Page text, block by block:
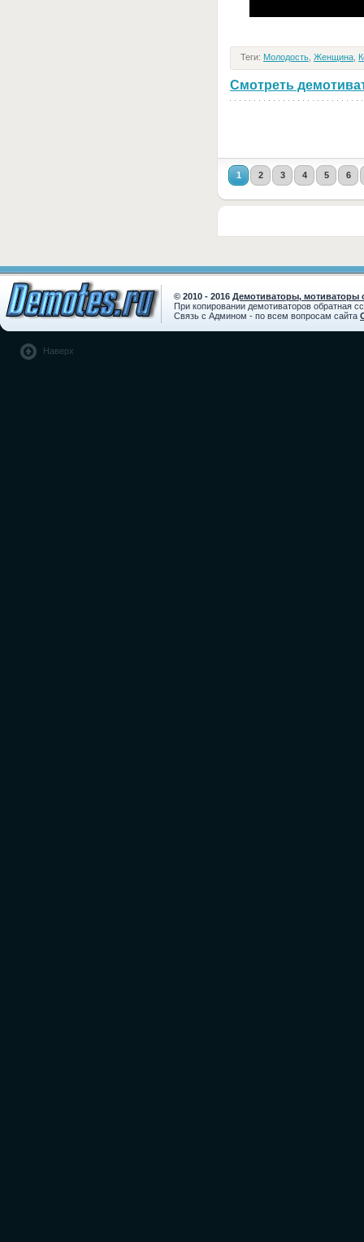
Теги: Молодость Женщина
Смотреть
1 2 3 4 5 6
© 2010 - 2016 Демотиваторы, мотиваторы
При копировании демотиваторов обратная
Связь с Админом - по всем вопросам сайта
Наверх